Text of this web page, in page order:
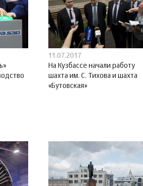
11.07.2017
На Кузбассе начали работу
шахта им. С. Тихова и шахта
«Бутовская»